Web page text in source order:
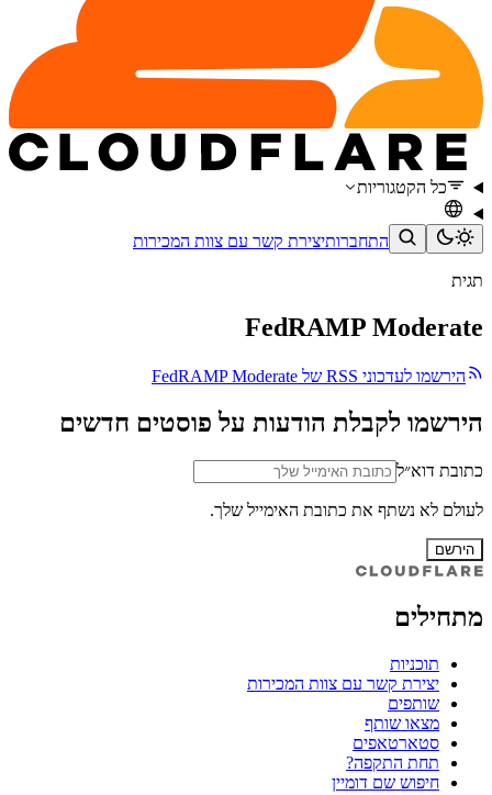
כל הקטגוריות
התחברותיצירת קשר עם צוות המכירות
תגית
FedRAMP Moderate
הירשמו לעדכוני RSS של FedRAMP Moderate
הירשמו לקבלת הודעות על פוסטים חדשים
כתובת דוא״ל
לעולם לא נשתף את כתובת האימייל שלך.
הירשם
מתחילים
תוכניות
יצירת קשר עם צוות המכירות
שותפים
מצאו שותף
סטארטאפים
תחת התקפה?
חיפוש שם דומיין